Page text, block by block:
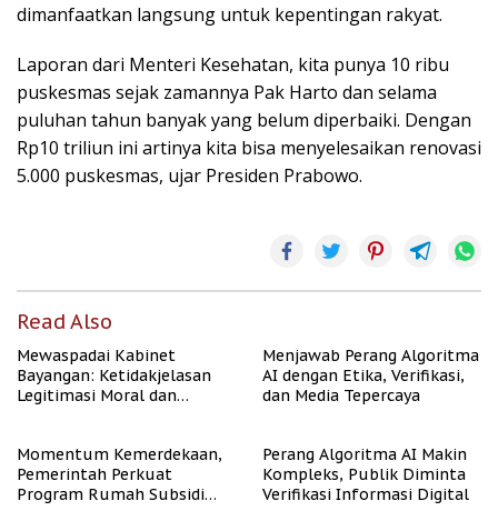
dimanfaatkan langsung untuk kepentingan rakyat.
Laporan dari Menteri Kesehatan, kita punya 10 ribu
puskesmas sejak zamannya Pak Harto dan selama
puluhan tahun banyak yang belum diperbaiki. Dengan
Rp10 triliun ini artinya kita bisa menyelesaikan renovasi
5.000 puskesmas, ujar Presiden Prabowo.
Read Also
Mewaspadai Kabinet
Bayangan: Ketidakjelasan
Legitimasi Moral dan
Menjawab Perang Algoritma
AI dengan Etika, Verifikasi,
dan Media Tepercaya
Momentum Kemerdekaan,
Pemerintah Perkuat
Program Rumah Subsidi
Perang Algoritma AI Makin
Kompleks, Publik Diminta
Verifikasi Informasi Digital